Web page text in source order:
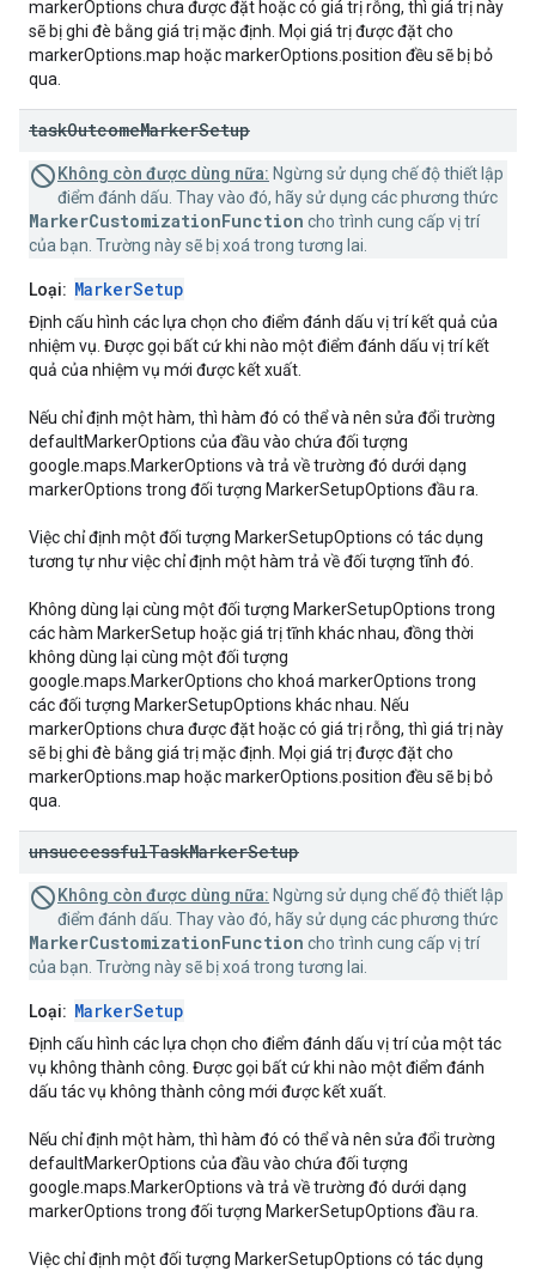
markerOptions chưa được đặt hoặc có giá trị rỗng, thì giá trị này
sẽ bị ghi đè bằng giá trị mặc định. Mọi giá trị được đặt cho
markerOptions.map hoặc markerOptions.position đều sẽ bị bỏ
qua.
taskOutcomeMarkerSetup
Không còn được dùng nữa: Ngừng sử dụng chế độ thiết lập
điểm đánh dấu. Thay vào đó, hãy sử dụng các phương thức
MarkerCustomizationFunction cho trình cung cấp vị trí
của bạn. Trường này sẽ bị xoá trong tương lai.
Loại: MarkerSetup
Định cấu hình các lựa chọn cho điểm đánh dấu vị trí kết quả của
nhiệm vụ. Được gọi bất cứ khi nào một điểm đánh dấu vị trí kết
quả của nhiệm vụ mới được kết xuất.
Nếu chỉ định một hàm, thì hàm đó có thể và nên sửa đổi trường
defaultMarkerOptions của đầu vào chứa đối tượng
google.maps.MarkerOptions và trả về trường đó dưới dạng
markerOptions trong đối tượng MarkerSetupOptions đầu ra.
Việc chỉ định một đối tượng MarkerSetupOptions có tác dụng
tương tự như việc chỉ định một hàm trả về đối tượng tĩnh đó.
Không dùng lại cùng một đối tượng MarkerSetupOptions trong
các hàm MarkerSetup hoặc giá trị tĩnh khác nhau, đồng thời
không dùng lại cùng một đối tượng
google.maps.MarkerOptions cho khoá markerOptions trong
các đối tượng MarkerSetupOptions khác nhau. Nếu
markerOptions chưa được đặt hoặc có giá trị rỗng, thì giá trị này
sẽ bị ghi đè bằng giá trị mặc định. Mọi giá trị được đặt cho
markerOptions.map hoặc markerOptions.position đều sẽ bị bỏ
qua.
unsuccessfulTaskMarkerSetup
Không còn được dùng nữa: Ngừng sử dụng chế độ thiết lập
điểm đánh dấu. Thay vào đó, hãy sử dụng các phương thức
MarkerCustomizationFunction cho trình cung cấp vị trí
của bạn. Trường này sẽ bị xoá trong tương lai.
Loại: MarkerSetup
Định cấu hình các lựa chọn cho điểm đánh dấu vị trí của một tác
vụ không thành công. Được gọi bất cứ khi nào một điểm đánh
dấu tác vụ không thành công mới được kết xuất.
Nếu chỉ định một hàm, thì hàm đó có thể và nên sửa đổi trường
defaultMarkerOptions của đầu vào chứa đối tượng
google.maps.MarkerOptions và trả về trường đó dưới dạng
markerOptions trong đối tượng MarkerSetupOptions đầu ra.
Việc chỉ định một đối tượng MarkerSetupOptions có tác dụng